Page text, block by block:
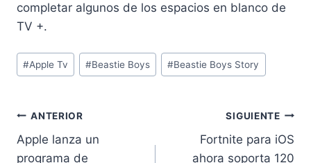
completar algunos de los espacios en blanco de
TV +.
Etiquetas
de
entrada:
#Apple Tv #Beastie Boys #Beastie Boys Story
Navegación
de
ANTERIOR
Apple lanza un
programa de
SIGUIENTE
Fortnite para iOS
ahora soporta 120